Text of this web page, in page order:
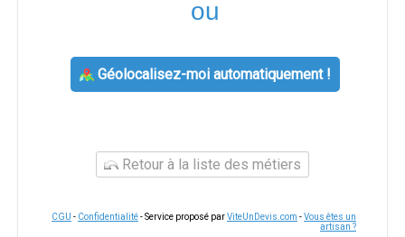
ou
Géolocalisez-moi automatiquement !
Retour à la liste des métiers
CGU - Confidentialité- Service proposé parViteUnDevis.com -Vous êtes un
artisan ?